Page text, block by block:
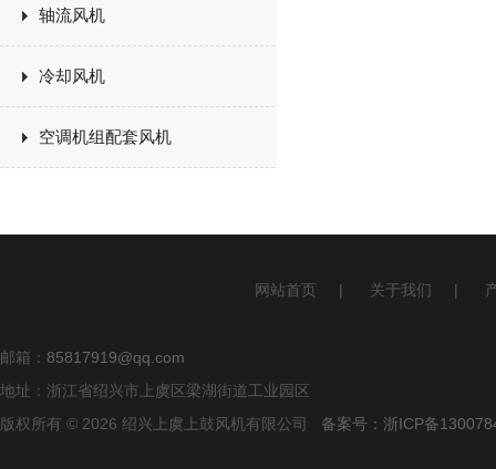
轴流风机
冷却风机
空调机组配套风机
网站首页 | 关于我们 |
邮箱： 85817919@qq.com
地址：浙江省绍兴市上虞区梁湖街道工业园区
版权所有 © 2026 绍兴上虞上鼓风机有限公司 备案号：浙ICP备